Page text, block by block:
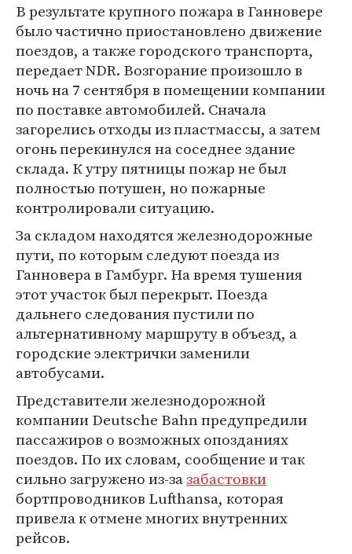
В результате крупного пожара в Ганновере
было частично приостановлено движение
поездов, а также городского транспорта,
передает NDR. Возгорание произошло в
ночь на 7 сентября в помещении компании
по поставке автомобилей. Сначала
загорелись отходы из пластмассы, а затем
огонь перекинулся на соседнее здание
склада. К утру пятницы пожар не был
полностью потушен, но пожарные
контролировали ситуацию.
За складом находятся железнодорожные
пути, по которым следуют поезда из
Ганновера в Гамбург. На время тушения
этот участок был перекрыт. Поезда
дальнего следования пустили по
альтернативному маршруту в объезд, а
городские электрички заменили
автобусами.
Представители железнодорожной
компании Deutsche Bahn предупредили
пассажиров о возможных опозданиях
поездов. По их словам, сообщение и так
сильно загружено из-зазабастовки
бортпроводников Lufthansa, которая
привела к отмене многих внутренних
рейсов.